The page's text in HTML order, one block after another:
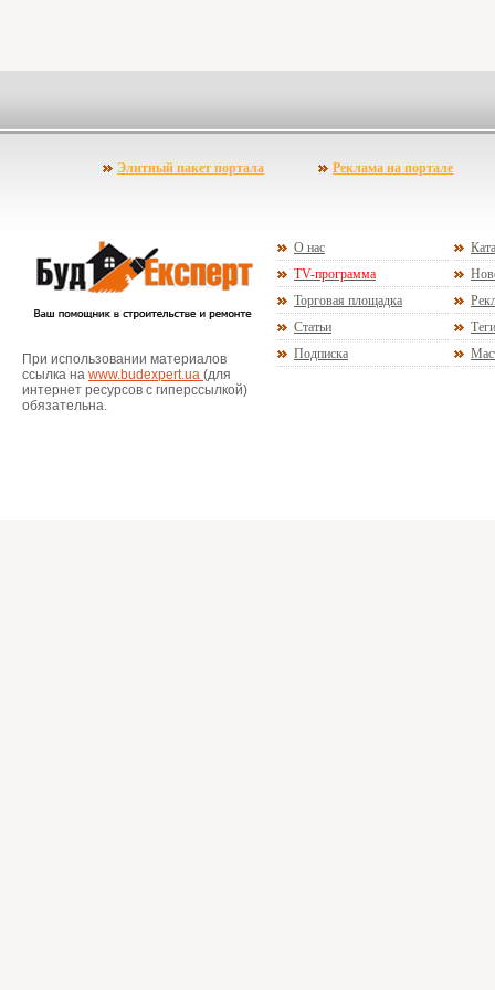
Элитный пакет портала Реклама на портале
При использовании материалов
ссылка на www.budexpert.ua (для
интернет ресурсов с гиперссылкой)
обязательна.
О нас
TV-программа
Торговая площадка
Статьи
Теги
Подписка